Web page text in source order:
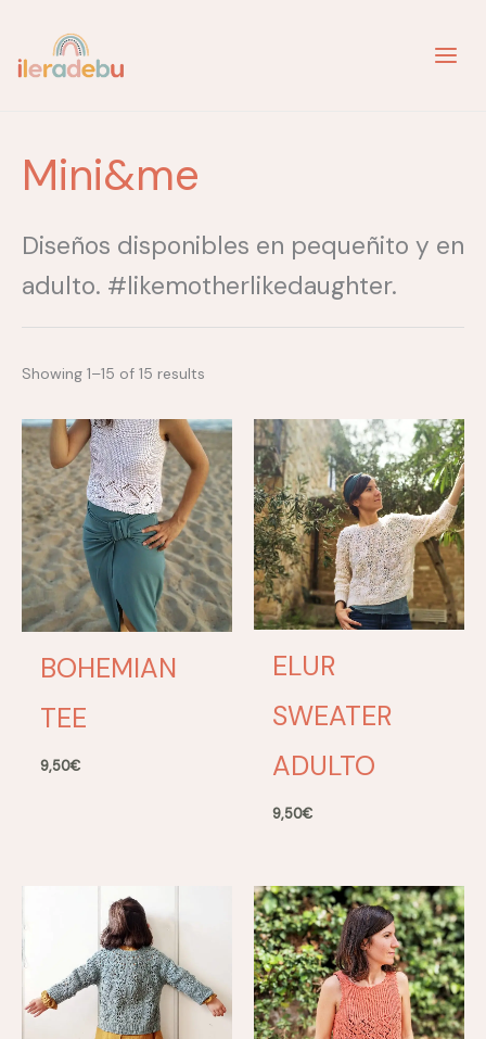
contenido
Mini&me
Diseños disponibles en pequeñito y en
adulto. #likemotherlikedaughter.
Showing 1–15 of 15 results
BOHEMIAN
TEE
9,50€
ELUR
SWEATER
ADULTO
9,50€